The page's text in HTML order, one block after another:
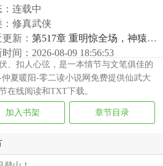
：连载中
：修真武侠
新： 第517章 重明惊全场，神猿已登山！
间：2026-08-09 18:56:53
、扣人心弦，是一本情节与文笔俱佳的
夏暖阳-零二读小说网免费提供仙武大
在线阅读和TXT下载。
加入书架 章节目录